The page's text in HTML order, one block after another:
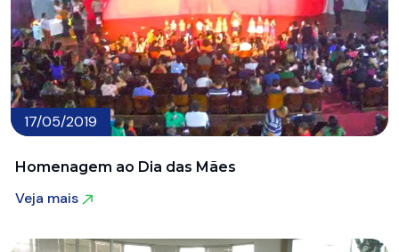
17/05/2019
Homenagem ao Dia das Mães
Veja mais